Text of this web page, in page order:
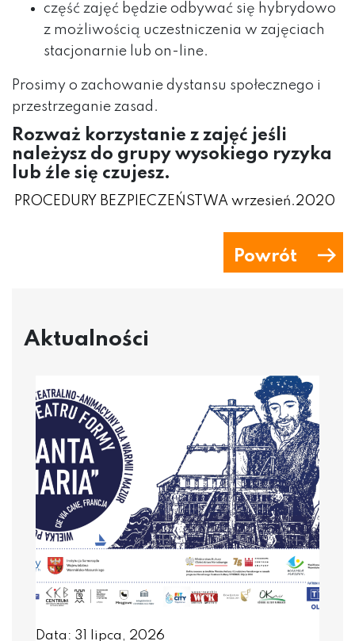
część zajęć będzie odbywać się hybrydowo
z możliwością uczestniczenia w zajęciach
stacjonarnie lub on-line.
Prosimy o zachowanie dystansu społecznego i
przestrzeganie zasad.
Rozważ korzystanie z zajęć jeśli
należysz do grupy wysokiego ryzyka
lub źle się czujesz.
PROCEDURY BEZPIECZEŃSTWA wrzesień.2020
Powrót
Aktualności
Data: 31 lipca, 2026